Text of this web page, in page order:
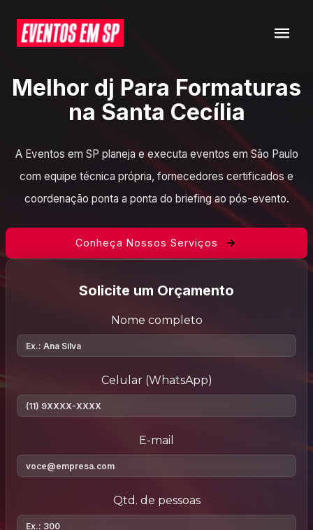
Melhor dj Para Formaturas
na Santa Cecília
A Eventos em SP planeja e executa eventos em São Paulo
com equipe técnica própria, fornecedores certificados e
coordenação ponta a ponta do briefing ao pós-evento.
Conheça Nossos Serviços
Solicite um Orçamento
Nome completo
Celular (WhatsApp)
E-mail
Qtd. de pessoas